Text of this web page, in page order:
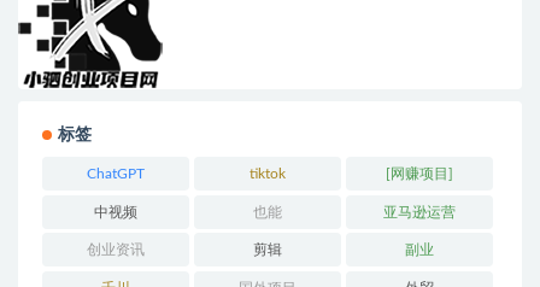
标签
ChatGPT tiktok [网赚项目]
中视频 也能 亚马逊运营
创业资讯 剪辑 副业